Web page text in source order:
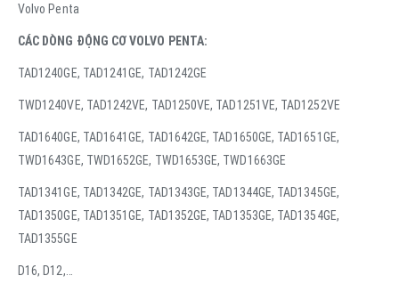
Volvo Penta
CÁC DÒNG ĐỘNG CƠ VOLVO PENTA:
TAD1240GE, TAD1241GE, TAD1242GE
TWD1240VE, TAD1242VE, TAD1250VE, TAD1251VE, TAD1252VE
TAD1640GE, TAD1641GE, TAD1642GE, TAD1650GE, TAD1651GE,
TWD1643GE, TWD1652GE, TWD1653GE, TWD1663GE
TAD1341GE, TAD1342GE, TAD1343GE, TAD1344GE, TAD1345GE,
TAD1350GE, TAD1351GE, TAD1352GE, TAD1353GE, TAD1354GE,
TAD1355GE
D16, D12,…